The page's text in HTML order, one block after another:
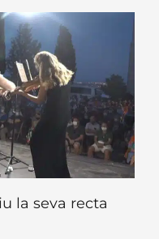
la seva recta